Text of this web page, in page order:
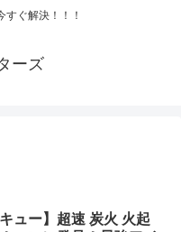
ぐ解決！！！
ーズ
キュー】超速 炭火 火起